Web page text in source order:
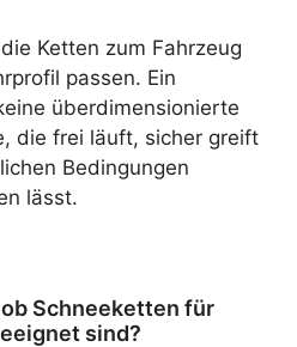
Ketten zum Fahrzeug
passen. Ein
überdimensionierte
die frei läuft, sicher greift
Bedingungen
lässt.
Schneeketten für
sind?